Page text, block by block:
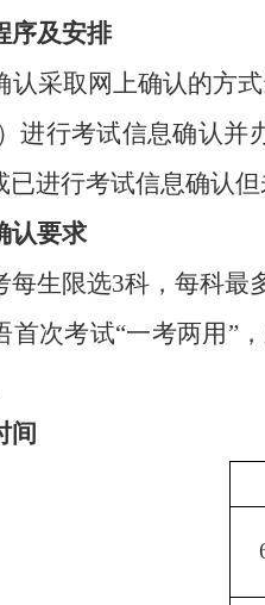
序及安排
认采取网上确认的方
）进行考试信息确认并
已进行考试信息确认
认要求
每生限选3科，每科最
首次考试“一考两用 ”
间